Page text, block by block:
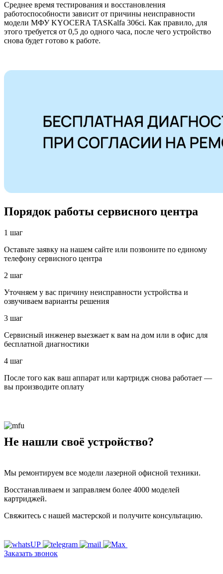
Среднее время тестирования и восстановления
работоспособности зависит от причины неисправности
модели МФУ KYOCERA TASKalfa 306ci. Как правило, для
этого требуется от 0,5 до одного часа, после чего устройство
снова будет готово к работе.
Порядок работы сервисного центра
1 шаг
Оставьте заявку на нашем сайте или позвоните по единому
телефону сервисного центра
2 шаг
Уточняем у вас причину неисправности устройства и
озвучиваем варианты решения
3 шаг
Сервисный инженер выезжает к вам на дом или в офис для
бесплатной диагностики
4 шаг
После того как ваш аппарат или картридж снова работает —
вы производите оплату
Не нашли своё устройство?
Мы ремонтируем все модели лазерной офисной техники.
Восстанавливаем и заправляем более 4000 моделей
картриджей.
Свяжитесь с нашей мастерской и получите консультацию.
Заказать звонок